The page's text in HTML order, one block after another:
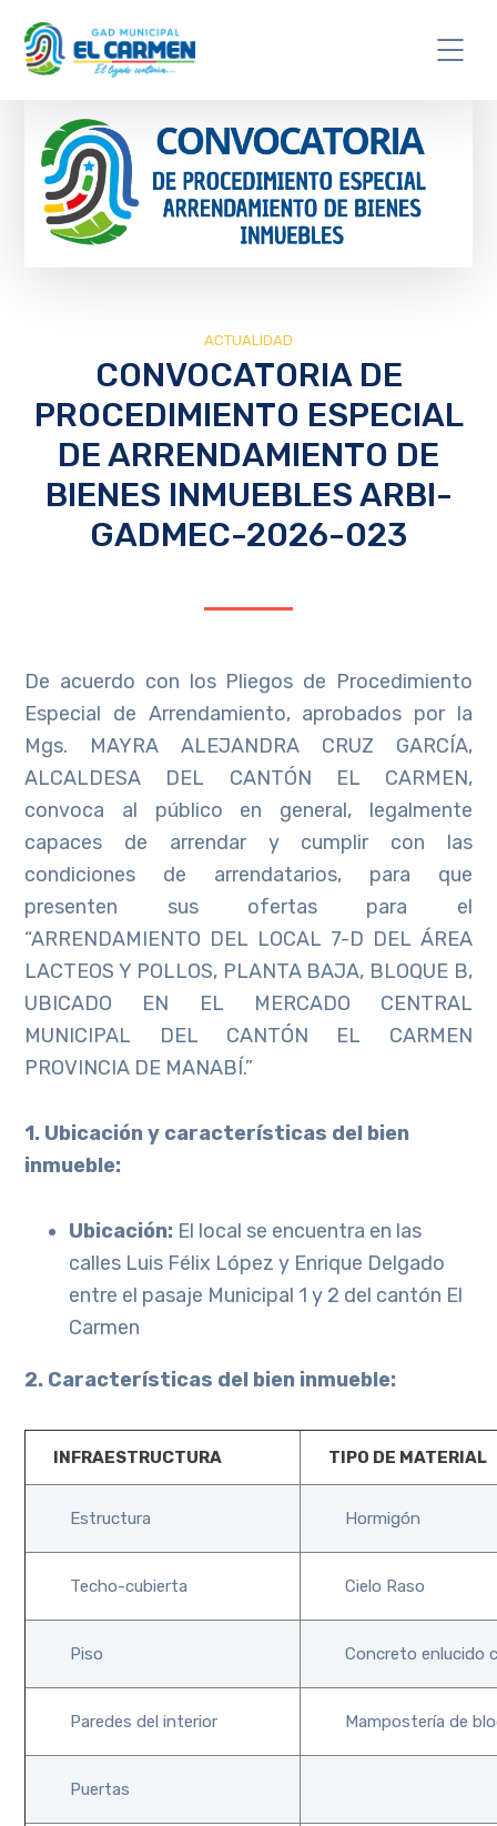
ACTUALIDAD
CONVOCATORIA DE
PROCEDIMIENTO ESPECIAL
DE ARRENDAMIENTO DE
BIENES INMUEBLES ARBI-
GADMEC-2026-023
De acuerdo con los Pliegos de Procedimiento
Especial de Arrendamiento, aprobados por la
Mgs. MAYRA ALEJANDRA CRUZ GARCÍA,
ALCALDESA DEL CANTÓN EL CARMEN,
convoca al público en general, legalmente
capaces de arrendar y cumplir con las
condiciones de arrendatarios, para que
presenten sus ofertas para el
“ARRENDAMIENTO DEL LOCAL 7-D DEL ÁREA
LACTEOS Y POLLOS, PLANTA BAJA, BLOQUE B,
UBICADO EN EL MERCADO CENTRAL
MUNICIPAL DEL CANTÓN EL CARMEN
PROVINCIA DE MANABÍ.”
1. Ubicación y características del bien
inmueble:
Ubicación: El local se encuentra en las
calles Luis Félix López y Enrique Delgado
entre el pasaje Municipal 1 y 2 del cantón El
Carmen
2. Características del bien inmueble:
INFRAESTRUCTURA TIPO DE MATERIAL
Estructura Hormigón
Techo-cubierta Cielo Raso
Piso Concreto enlucido
Paredes del interior Mampostería de
Puertas